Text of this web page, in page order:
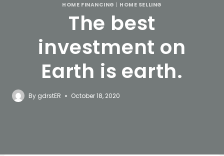
HOME FINANCING | HOME SELLING
The best
investment on
Earth is earth.
By gdrstER October 18, 2020